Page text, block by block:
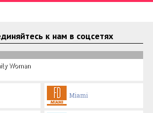
к нам в соцсетях
Woman
Miami